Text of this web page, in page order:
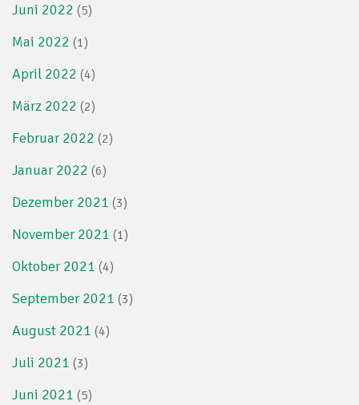
Juni 2022 (5)
Mai 2022 (1)
April 2022 (4)
März 2022 (2)
Februar 2022 (2)
Januar 2022 (6)
Dezember 2021 (3)
November 2021 (1)
Oktober 2021 (4)
September 2021 (3)
August 2021 (4)
Juli 2021 (3)
Juni 2021 (5)